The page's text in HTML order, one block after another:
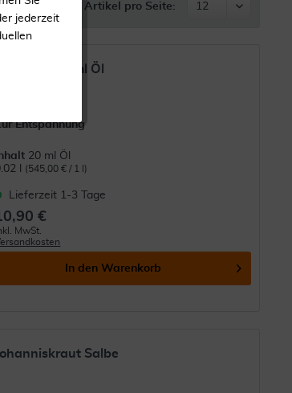
Artikel pro Seite:
Lavendel 20 ml Öl
Entspannung
20 ml Öl
l
(545,00 € / 1 l)
Lieferzeit 1-3 Tage
€
MwSt.
In den Warenkorb
Johanniskraut Salbe
jederzeit